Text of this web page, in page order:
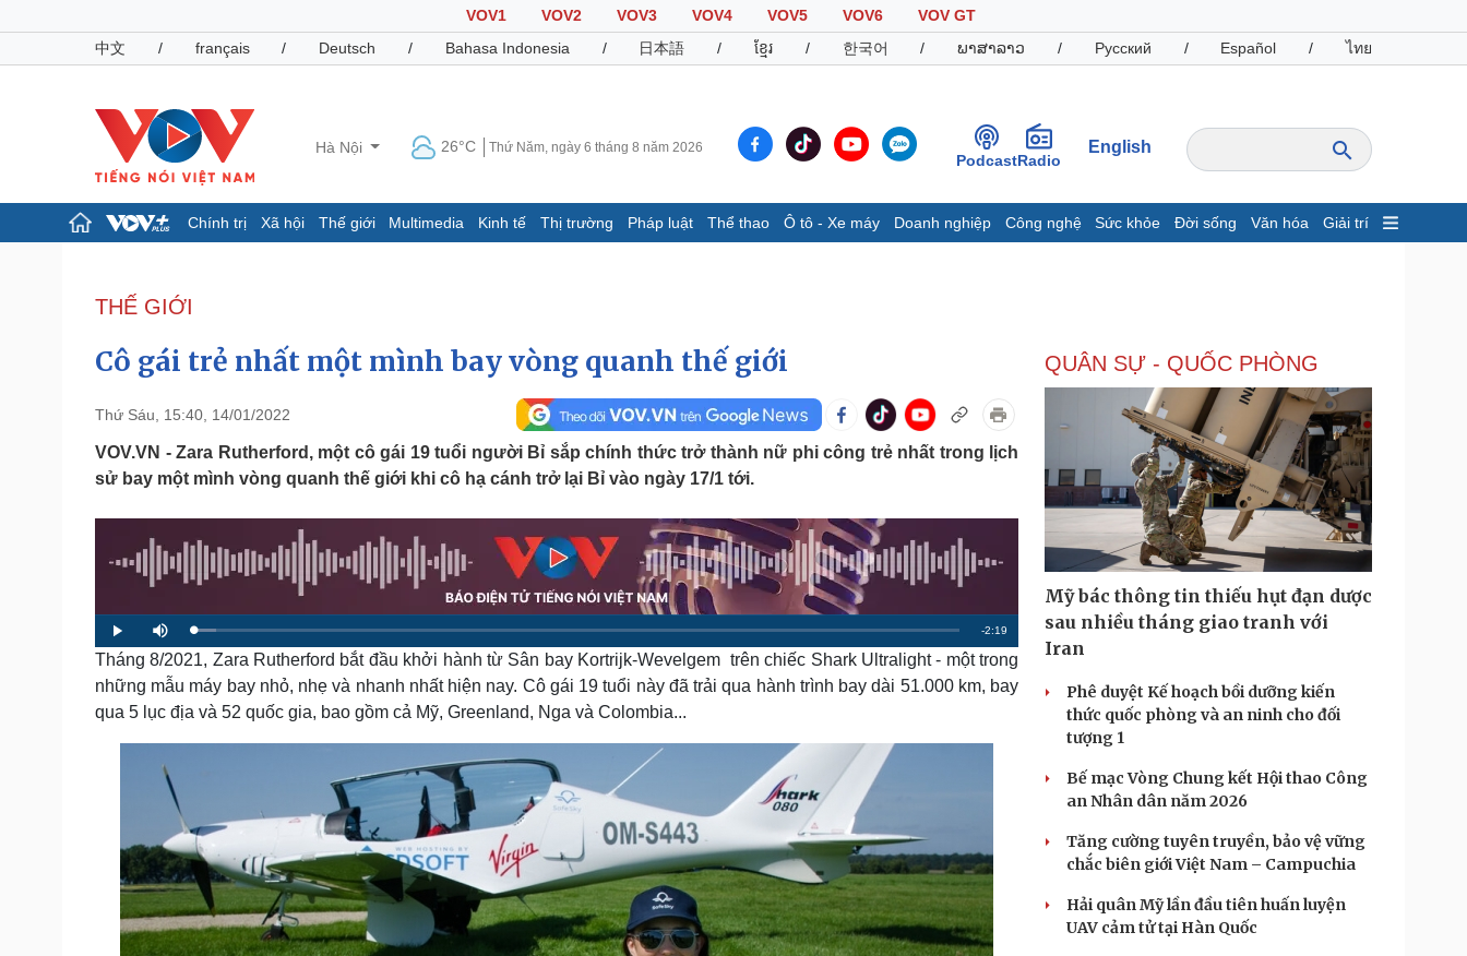
VOV1 VOV2 VOV3 VOV4 VOV5 VOV6
VOV GT
中文
/ français / Deutsch / Bahasa Indonesia / 日本語 / ខ្មែរ / 한국어 / ພາສາລາວ / Русский / Español / ไทย
Hà Nội 26°C Thứ Năm, ngày 6 tháng 8 năm 2026
PodcastRadio
English
Chính trị Xã hội Thế giới Multimedia Kinh tế Thị trường Pháp luật Thể thao Ô tô - Xe máy Doanh nghiệp Công nghệ Sức khỏe Đời sống Văn hóa Giải trí
Đảng
Tổ chức nhân sự
Nhận diện sự thật
Dấu ấn VOV
Infographic
Chứng khoán
Giá cà phê
Pháp luật
Vụ án
Tư vấn luật
Quân sự - Quốc phòng
Vũ khí
Phân tích
Thể thao
Bóng đá
Thế giới thể thao
eSports
Hậu trường
Ô tô - Xe máy
Tư vấn
Doanh nghiệp
Thông tin doanh nghiệp
Doanh nhân
Vì cộng đồng
Công nghệ
Sành điệu
Tin Công nghệ
Trải nghiệm
Chuyển đổi số
Dinh dưỡng - món ngon
Cây thuốc
Sản phụ khoa
Nhi khoa
Phòng mạch online
Ăn sạch sống khỏe
Nhà đẹp
Blog
Tình yêu - Gia đình
Văn hóa
Sân khấu - Điện ảnh
Văn học
Âm nhạc
Di sản
Nghệ sĩ
Thời trang
Sao Việt
Tư vấn
Săn Tour
check-in
Podcast
Câu chuyện thời sự
Cửa sổ tình yêu
Kể chuyện cho bé
Hạt giống tâm hồn
THẾ GIỚI
Cô gái trẻ nhất một mình bay vòng quanh thế giới
Thứ Sáu, 15:40, 14/01/2022
VOV.VN - Zara Rutherford, một cô gái 19 tuổi người Bỉ sắp chính thức trở thành nữ phi công trẻ nhất trong lịch
sử bay một mình vòng quanh thế giới khi cô hạ cánh trở lại Bỉ vào ngày 17/1 tới.
P
l
a
y
M
u
t
e
L
o
d
e
d
2
3
R
e
m
n
-2:19
Tháng 8/2021, Zara Rutherford bắt đầu khởi hành từ Sân bay Kortrijk-Wevelgem trên chiếc Shark Ultralight - một trong
những mẫu máy bay nhỏ, nhẹ và nhanh nhất hiện nay. Cô gái 19 tuổi này đã trải qua hành trình bay dài 51.000 km, bay
qua 5 lục địa và 52 quốc gia, bao gồm cả Mỹ, Greenland, Nga và Colombia...
QUÂN SỰ - QUỐC PHÒNG
Mỹ bác thông tin thiếu hụt đạn dược
sau nhiều tháng giao tranh với
Iran
Phê duyệt Kế hoạch bồi dưỡng kiến
thức quốc phòng và an ninh cho đối
tượng 1
Bế mạc Vòng Chung kết Hội thao Công
an Nhân dân năm 2026
Tăng cường tuyên truyền, bảo vệ vững
chắc biên giới Việt Nam – Campuchia
Hải quân Mỹ lần đầu tiên huấn luyện
UAV cảm tử tại Hàn Quốc